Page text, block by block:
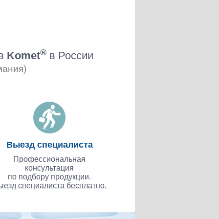
Komet®в России
Выезд специалиста
Профессиональная
консультация
по подбору продукции.
специалиста бесплатно.